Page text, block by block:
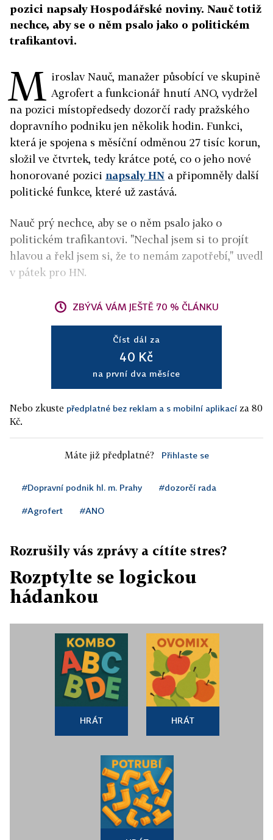
pozici napsaly Hospodářské noviny. Nauč totiž
nechce, aby se o něm psalo jako o politickém
trafikantovi.
M iroslav Nauč, manažer působící ve skupině
Agrofert a funkcionář hnutí ANO, vydržel
na pozici místopředsedy dozorčí rady pražského
dopravního podniku jen několik hodin. Funkci,
která je spojena s měsíční odměnou 27 tisíc korun,
složil ve čtvrtek, tedy krátce poté, co o jeho nové
honorované pozici napsaly HN a připomněly další
politické funkce, které už zastává.
Nauč prý nechce, aby se o něm psalo jako o
politickém trafikantovi. "Nechal jsem si to projít
hlavou a řekl jsem si, že to nemám zapotřebí," uvedl
v pátek pro HN.
ZBÝVÁ VÁM JEŠTĚ 70 % ČLÁNKU
Číst dál za
40 Kč
na první dva měsíce
Nebo zkuste předplatné bez reklam a s mobilní aplikací za 80
Kč.
Máte již předplatné? Přihlaste se
#Dopravní podnik hl. m. Prahy #dozorčí rada
#Agrofert #ANO
Rozrušily vás zprávy a cítíte stres?
Rozptylte se logickou
hádankou
HRÁT HRÁT